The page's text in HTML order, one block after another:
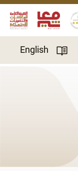
Skip to
English